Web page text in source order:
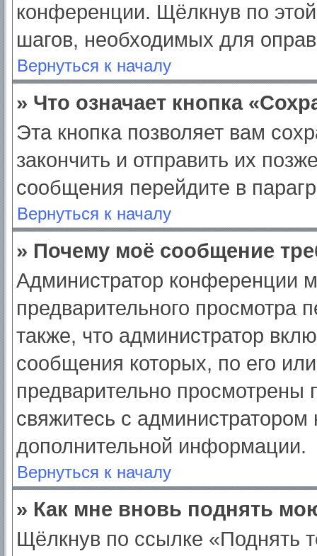
конференции. Щёлкнув по
шагов, необходимых для
Вернуться к началу
» Что означает кнопка
Эта кнопка позволяет вам
закончить и отправить их
сообщения перейдите в
Вернуться к началу
» Почему моё сообщение
Администратор конференции
предварительного просмотра
также, что администратор
сообщения которых, по его
предварительно просмотрены
свяжитесь с
дополнительной информации.
Вернуться к началу
» Как мне вновь поднять
Щёлкнув по ссылке «Поднять